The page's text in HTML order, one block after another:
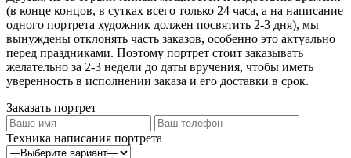
(в конце концов, в сутках всего только 24 часа, а на написание
одного портрета художник должен посвятить 2-3 дня), мы
вынуждены отклонять часть заказов, особенно это актуально
перед праздниками. Поэтому портрет стоит заказывать
желательно за 2-3 недели до даты вручения, чтобы иметь
уверенность в исполнении заказа и его доставки в срок.
Заказать портрет
Техника написания портрета